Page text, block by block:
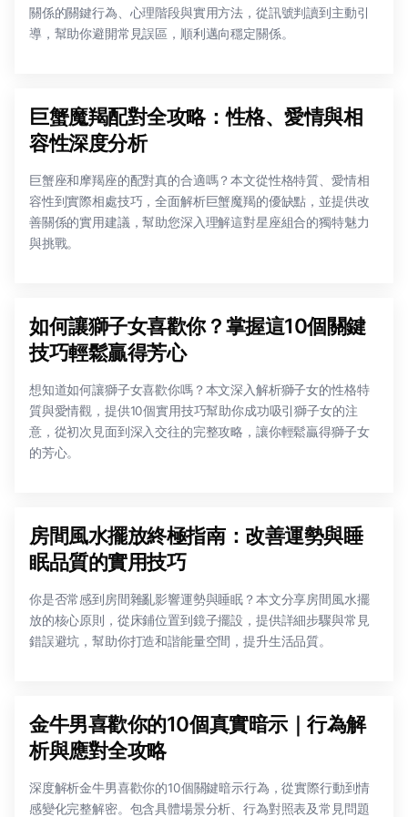
關係的關鍵行為、心理階段與實用方法，從訊號判讀到主動引
導，幫助你避開常見誤區，順利邁向穩定關係。
巨蟹魔羯配對全攻略：性格、愛情與相
容性深度分析
巨蟹座和摩羯座的配對真的合適嗎？本文從性格特質、愛情相
容性到實際相處技巧，全面解析巨蟹魔羯的優缺點，並提供改
善關係的實用建議，幫助您深入理解這對星座組合的獨特魅力
與挑戰。
如何讓獅子女喜歡你？掌握這10個關鍵
技巧輕鬆贏得芳心
想知道如何讓獅子女喜歡你嗎？本文深入解析獅子女的性格特
質與愛情觀，提供10個實用技巧幫助你成功吸引獅子女的注
意，從初次見面到深入交往的完整攻略，讓你輕鬆贏得獅子女
的芳心。
房間風水擺放終極指南：改善運勢與睡
眠品質的實用技巧
你是否常感到房間雜亂影響運勢與睡眠？本文分享房間風水擺
放的核心原則，從床鋪位置到鏡子擺設，提供詳細步驟與常見
錯誤避坑，幫助你打造和諧能量空間，提升生活品質。
金牛男喜歡你的10個真實暗示｜行為解
析與應對全攻略
深度解析金牛男喜歡你的10個關鍵暗示行為，從實際行動到情
感變化完整解密。包含具體場景分析、行為對照表及常見問題